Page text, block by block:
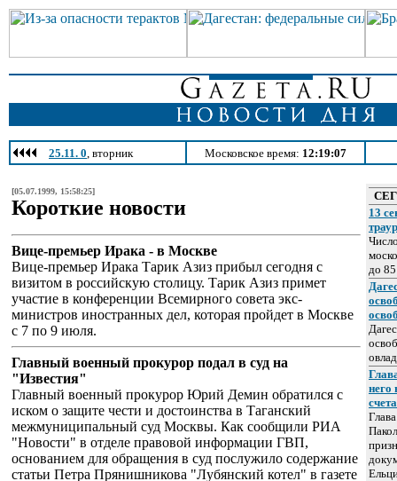
25.11. 0, вторник Московское время: 12:19:07
[05.07.1999, 15:58:25]
Короткие новости
Вице-премьер Ирака - в Москве
Вице-премьер Ирака Тарик Азиз прибыл сегодня с
визитом в российскую столицу. Тарик Азиз примет
участие в конференции Всемирного совета экс-
министров иностранных дел, которая пройдет в Москве
с 7 по 9 июля.
Главный военный прокурор подал в суд на
"Известия"
Главный военный прокурор Юрий Демин обратился с
иском о защите чести и достоинства в Таганский
межмуниципальный суд Москвы. Как сообщили РИА
"Новости" в отделе правовой информации ГВП,
основанием для обращения в суд послужило содержание
статьи Петра Прянишникова "Лубянский котел" в газете
13
до 85
него